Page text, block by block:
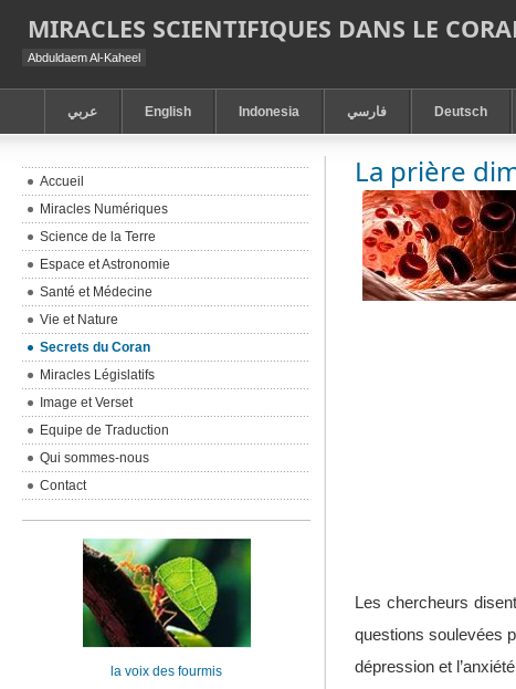
MIRACLES SCIENTIFIQUES DANS LE
Abduldaem Al-Kaheel
عربي English Indonesia فارسي Deutsch
La prière
Les chercheurs
questions soulevées
dépression et
Accueil
Miracles Numériques
Science de la Terre
Espace et Astronomie
Santé et Médecine
Vie et Nature
Secrets du Coran
Miracles Législatifs
Image et Verset
Equipe de Traduction
Qui sommes-nous
Contact
la voix des fourmis